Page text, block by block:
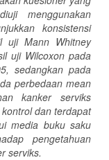
menggunakan
konsistensi
uji Mann Whitney
uji Wilcoxon pada
sedangkan pada
da perbedaan mean
kanker serviks
dan terdapat
media buku saku
pengetahuan
serviks.